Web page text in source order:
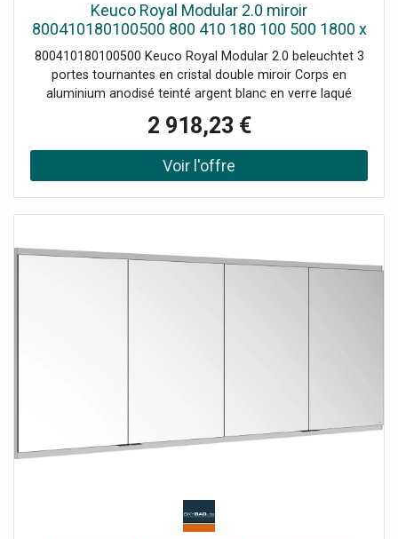
Keuco Royal Modular 2.0 miroir
800410180100500 800 410 180 100 500 1800 x
700 x 160 mm, 2 Prise , 2 doubles points de
recharge USB, paroi encastrée, 4 portes
800410180100500 Keuco Royal Modular 2.0 beleuchtet 3
portes tournantes en cristal double miroir Corps en
aluminium anodisé teinté argent blanc en verre laqué
2700 Kelvin (blanc chaud) à 6500 Kelvin (lumière du jour)
L'éclairage supérieur et inférieur peut être atténué et
allumé / éteint séparément et en continu LED 32-54 W
meuble de 900 mm
2 918,23 €